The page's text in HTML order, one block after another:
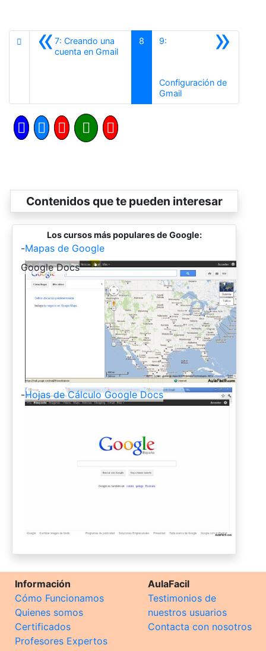
«7: Creando una
cuenta en GmailAnterior
8 »
9:
Configuración de
GmailSiguiente
Contenidos que te pueden interesar
Los cursos más populares de Google:
-Mapas de Google
-
Google Docs
-Hojas de Cálculo Google Docs
Información
Cómo Funcionamos
Quienes somos
Certificados
Profesores Expertos
AulaFacil
Testimonios de
nuestros usuarios
Contacta con nosotros